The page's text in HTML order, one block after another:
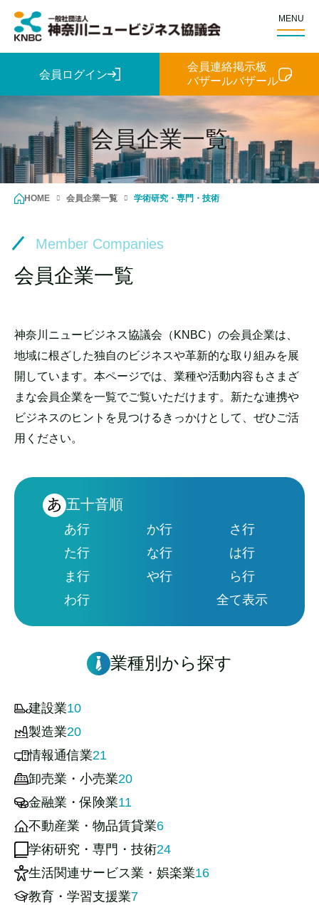
MENU
会員ログイン
会員連絡掲示板
バザールバザール
会員企業一覧
HOME 会員企業一覧 学術研究・専門・技術
会員企業一覧
Member Companies
神奈川ニュービジネス協議会（KNBC）の会員企業は、
地域に根ざした独自のビジネスや革新的な取り組みを展
開しています。本ページでは、業種や活動内容もさまざ
まな会員企業を一覧でご覧いただけます。新たな連携や
ビジネスのヒントを見つけるきっかけとして、ぜひご活
用ください。
五十音順
あ行 か行
さ行
た行
な行
は行
ま行
や行
ら行
わ行
全て表示
業種別から探す
建設業10
製造業20
情報通信業21
卸売業・小売業20
金融業・保険業11
不動産業・物品賃貸業6
学術研究・専門・技術24
生活関連サービス業・娯楽業16
教育・学習支援業7